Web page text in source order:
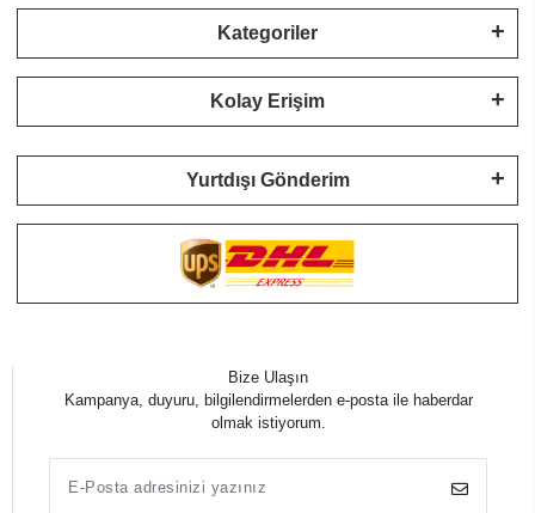
Kategoriler
Kolay Erişim
Yurtdışı Gönderim
Bize Ulaşın
Kampanya, duyuru, bilgilendirmelerden e-posta ile haberdar
olmak istiyorum.